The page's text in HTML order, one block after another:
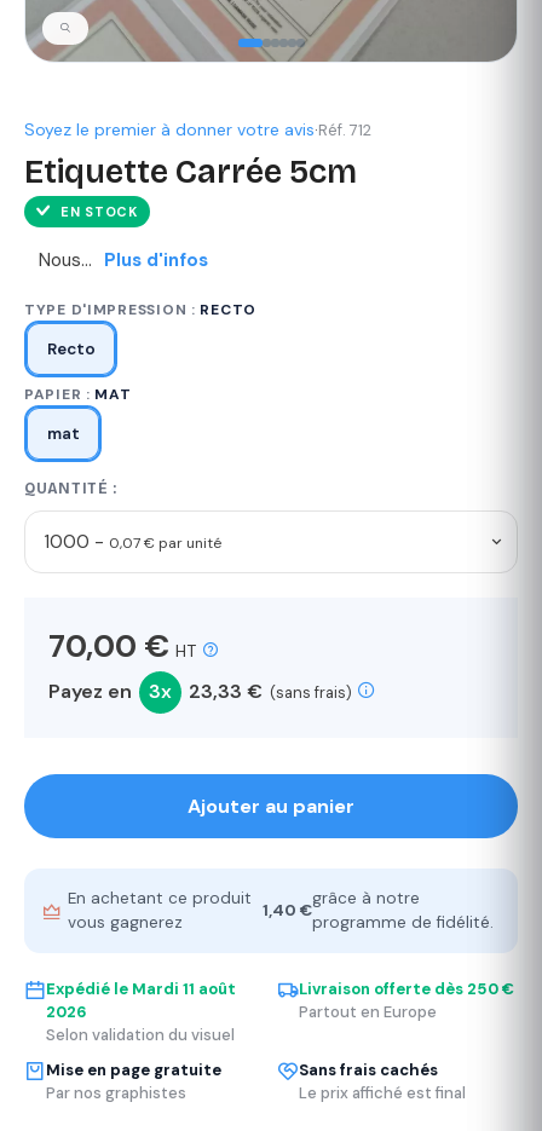
Soyez le premier à donner votre avis·Réf. 712
Etiquette Carrée 5cm
EN STOCK
Nous... Plus d'infos
TYPE D'IMPRESSION : RECTO
Recto
PAPIER : MAT
mat
QUANTITÉ :
1000 - 0,07 € par unité
70,00 € HT
Payez en 3x 23,33 € (sans frais)
Ajouter au panier
En achetant ce produit
vous gagnerez
1,40 €
grâce à notre
programme de fidélité.
Expédié le Mardi 11 août
2026
Selon validation du visuel
Livraison offerte dès 250 €
Partout en Europe
Mise en page gratuite
Par nos graphistes
Sans frais cachés
Le prix affiché est final